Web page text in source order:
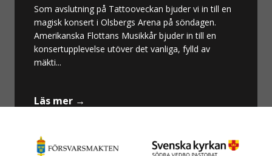
Som avslutning på Tattooveckan bjuder vi in till en
magisk konsert i Olsbergs Arena på söndagen.
Amerikanska Flottans Musikkår bjuder in till en
konsertupplevelse utöver det vanliga, fylld av
mäkti...
Läs mer →